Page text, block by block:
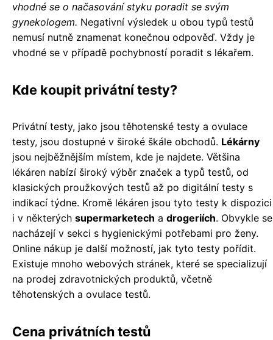
vhodné se o načasování styku poradit se svým
gynekologem. Negativní výsledek u obou typů testů
nemusí nutně znamenat konečnou odpověď. Vždy je
vhodné se v případě pochybností poradit s lékařem.
Kde koupit privátní testy?
Privátní testy, jako jsou těhotenské testy a ovulace
testy, jsou dostupné v široké škále obchodů. Lékárny
jsou nejběžnějším místem, kde je najdete. Většina
lékáren nabízí široký výběr značek a typů testů, od
klasických proužkových testů až po digitální testy s
indikací týdne. Kromě lékáren jsou tyto testy k dispozici
i v některých supermarketech a drogeriích. Obvykle se
nacházejí v sekci s hygienickými potřebami pro ženy.
Online nákup je další možností, jak tyto testy pořídit.
Existuje mnoho webových stránek, které se specializují
na prodej zdravotnických produktů, včetně
těhotenských a ovulace testů.
Cena privátních testů